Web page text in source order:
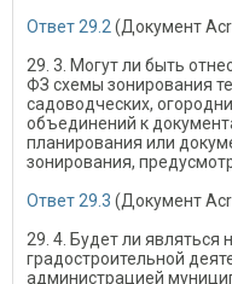
Ответ 29.2 (Документ
29. 3. Могут ли быть
ФЗ схемы зонирования
садоводческих,
объединений к
планирования или
зонирования,
Ответ 29.3 (Документ
29. 4. Будет ли являться
градостроительной
администрацией